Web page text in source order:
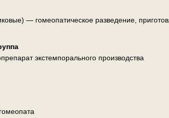
— гомеопатическое разведение,
экстемпорального производства